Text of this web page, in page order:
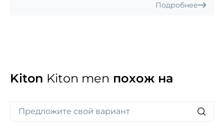
Подробнее
Kiton Kiton men похож на